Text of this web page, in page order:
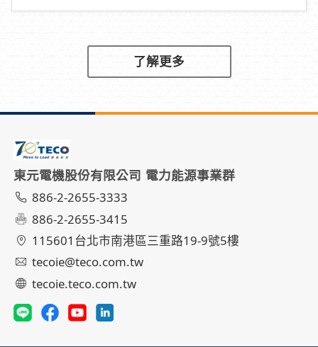
了解更多
東元電機股份有限公司 電力能源事業群
886-2-2655-3333
886-2-2655-3415
115601台北市南港區三重路19-9號5樓
tecoie@teco.com.tw
tecoie.teco.com.tw